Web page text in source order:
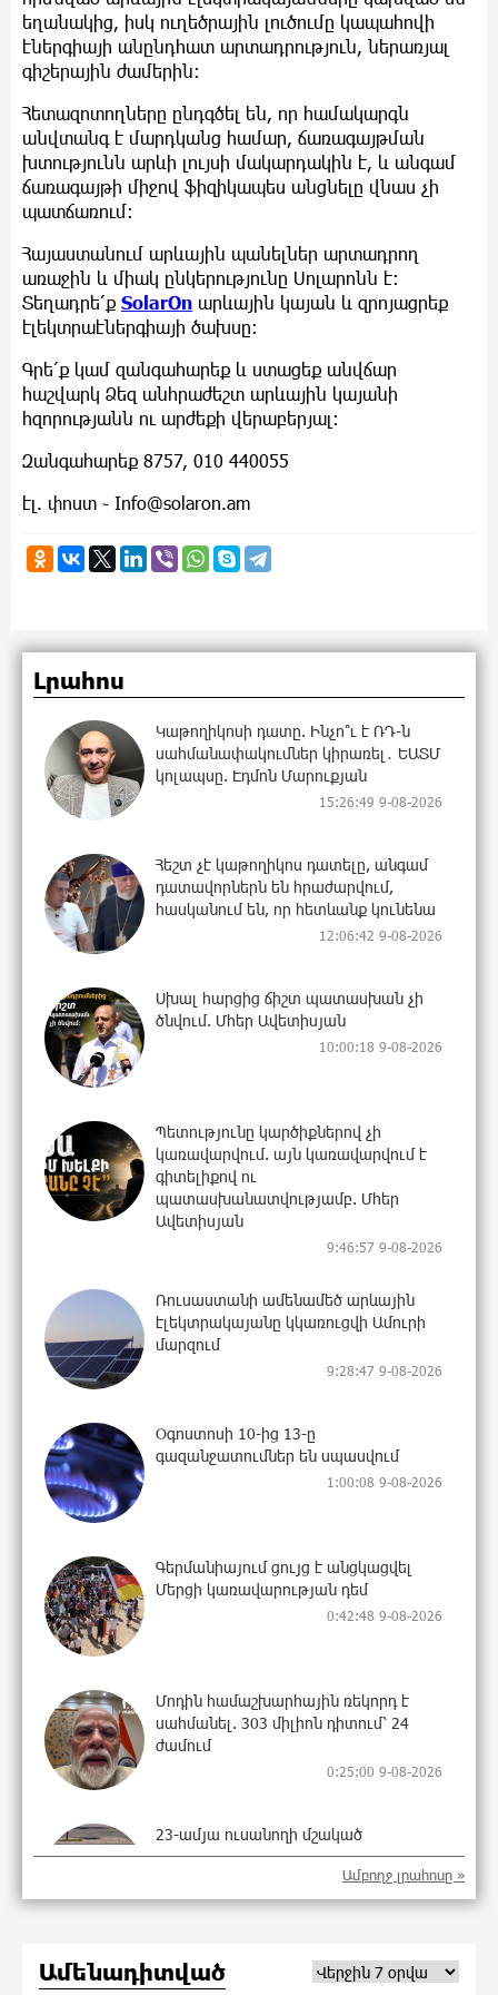
եղանակից, իսկ ուղեծրային լուծումը կապահովի
էներգիայի անընդհատ արտադրություն, ներառյալ
գիշերային ժամերին։
Հետազոտողները ընդգծել են, որ համակարգն
անվտանգ է մարդկանց համար, ճառագայթման
խտությունն արևի լույսի մակարդակին է, և անգամ
ճառագայթի միջով ֆիզիկապես անցնելը վնաս չի
պատճառում։
Հայաստանում արևային պանելներ արտադրող
առաջին և միակ ընկերությունը Սոլարոնն է։
Տեղադրե՛ք SolarOn արևային կայան և զրոյացրեք
էլեկտրաէներգիայի ծախսը:
Գրե՛ք կամ զանգահարեք և ստացեք անվճար
հաշվարկ Ձեզ անհրաժեշտ արևային կայանի
հզորությանն ու արժեքի վերաբերյալ։
Զանգահարեք 8757, 010 440055
էլ. փոստ ֊ Info@solaron.am
Լրահոս
Կաթողիկոսի դատը. Ինչո՞ւ է ՌԴ-ն
սահմանափակումներ կիրառել․ ԵԱՏՄ
կոլապսը. Էդմոն Մարուքյան
15:26:49 9-08-2026
Հեշտ չէ կաթողիկոս դատելը, անգամ
դատավորներն են հրաժարվում,
հասկանում են, որ հետևանք կունենա
12:06:42 9-08-2026
Սխալ հարցից ճիշտ պատասխան չի
ծնվում. Մհեր Ավետիսյան
10:00:18 9-08-2026
Պետությունը կարծիքներով չի
կառավարվում. այն կառավարվում է
գիտելիքով ու
պատասխանատվությամբ. Մհեր
Ավետիսյան
9:46:57 9-08-2026
Ռուսաստանի ամենամեծ արևային
էլեկտրակայանը կկառուցվի Ամուրի
մարզում
9:28:47 9-08-2026
Օգոստոսի 10-ից 13-ը
գազանջատումներ են սպասվում
1:00:08 9-08-2026
Գերմանիայում ցույց է անցկացվել
Մերցի կառավարության դեմ
0:42:48 9-08-2026
Մոդին համաշխարհային ռեկորդ է
սահմանել. 303 միլիոն դիտում՝ 24
ժամում
0:25:00 9-08-2026
23-ամյա ուսանողի մշակած
հավելվածը հարավկորեական App
Store-ում շրջանցել է նույնիսկ Google
Maps-ը
Ռուսաստանի տարածքում ոչնչացվել
Ամբողջ լրահոսը »
Ամենադիտված